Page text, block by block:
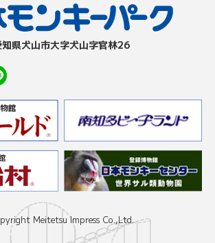
知県⽝⼭市⼤字⽝⼭字官林26
Meitetsu Impress Co.,Ltd.